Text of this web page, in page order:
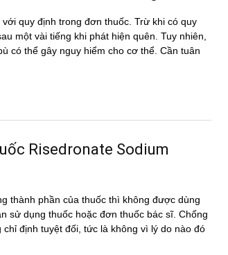
quy định trong đơn thuốc. Trừ khi có quy
một vài tiếng khi phát hiện quên. Tuy nhiên,
có thể gây nguy hiểm cho cơ thể. Cần tuân
Risedronate Sodium
thành phần của thuốc thì không được dùng
sử dụng thuốc hoặc đơn thuốc bác sĩ. Chống
định tuyệt đối, tức là không vì lý do nào đó